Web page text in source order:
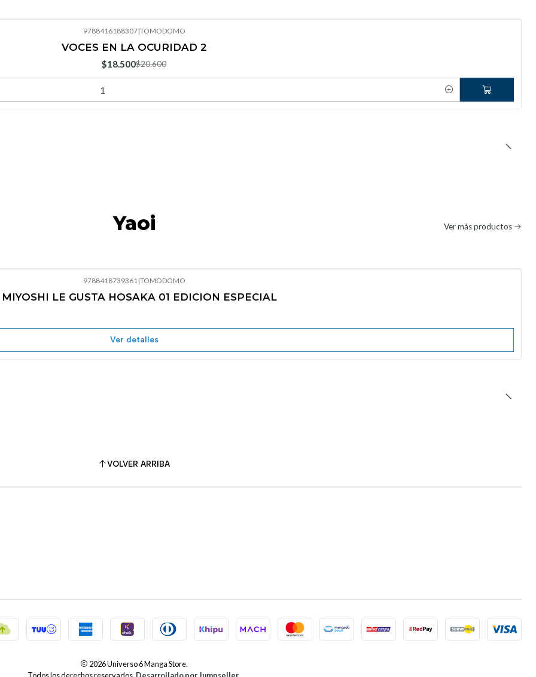
9788416188307|TOMODOMO
VOCES EN LA OCURIDAD 2
$18.500$20.600
Yaoi Ver más productos
9788418739361|TOMODOMO
LE GUSTA HOSAKA 01 EDICION ESPECIAL
Ver detalles
VOLVER ARRIBA
2026 Universo 6 Manga Store.
Todos los derechos reservados. Desarrollado por Jumpseller.